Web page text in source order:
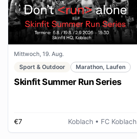
Mittwoch, 19. Aug.
Sport & Outdoor
Marathon, Laufen
Skinfit Summer Run Series
€7 Koblach • FC Koblach